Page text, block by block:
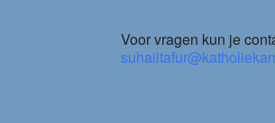
Voor vragen kun je